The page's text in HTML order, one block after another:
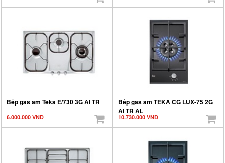
Bếp gas âm Teka E/730 3G AI TR
6.000.000 VNĐ
Bếp gas âm TEKA CG LUX-75 2G
AI TR AL
10.730.000 VNĐ